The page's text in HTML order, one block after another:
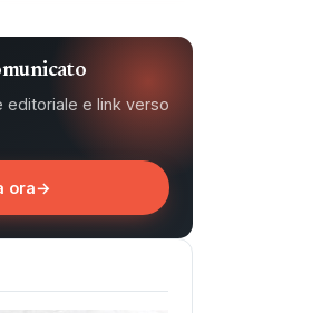
editoriale e link verso
ora→